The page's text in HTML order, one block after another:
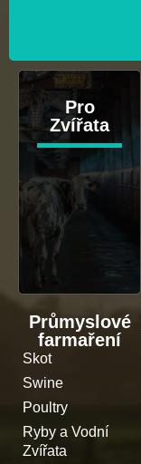
Pro
Zvířata
Průmyslové
farmaření
Skot
Swine
Poultry
Ryby a Vodní
Zvířata